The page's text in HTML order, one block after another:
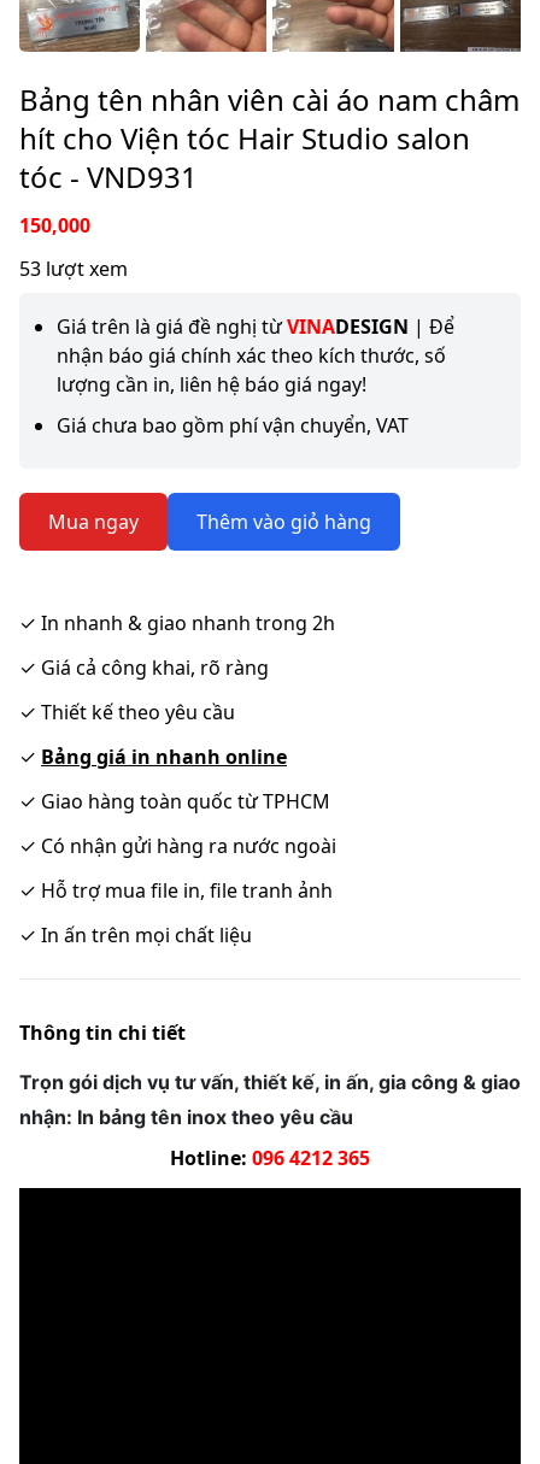
Bảng tên nhân viên cài áo nam châm
hít cho Viện tóc Hair Studio salon
tóc - VND931
150,000
53 lượt xem
Giá trên là giá đề nghị từVINADESIGN | Để
nhận báo giá chính xác theo kích thước, số
lượng cần in, liên hệ báo giá ngay!
Giá chưa bao gồm phí vận chuyển, VAT
Mua ngay Thêm vào giỏ hàng
✓ In nhanh & giao nhanh trong 2h
✓ Giá cả công khai, rõ ràng
✓ Thiết kế theo yêu cầu
✓ Bảng giá in nhanh online
✓ Giao hàng toàn quốc từ TPHCM
✓ Có nhận gửi hàng ra nước ngoài
✓ Hỗ trợ mua file in, file tranh ảnh
✓ In ấn trên mọi chất liệu
Thông tin chi tiết
Trọn gói dịch vụ tư vấn, thiết kế, in ấn, gia công & giao
nhận: In bảng tên inox theo yêu cầu
Hotline: 096 4212 365